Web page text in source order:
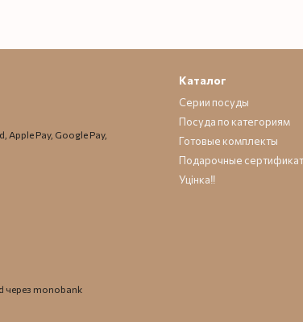
Каталог
Серии посуды
Посуда по категориям
Готовые комплекты
Подарочные
Уцінка‼️